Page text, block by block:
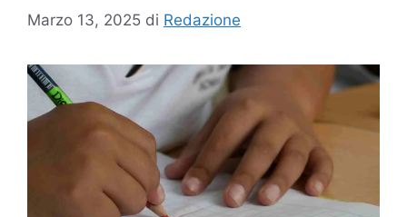
Marzo 13, 2025 di Redazione